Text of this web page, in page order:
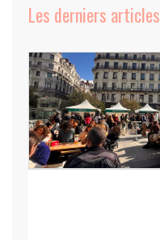
Les derniers articles